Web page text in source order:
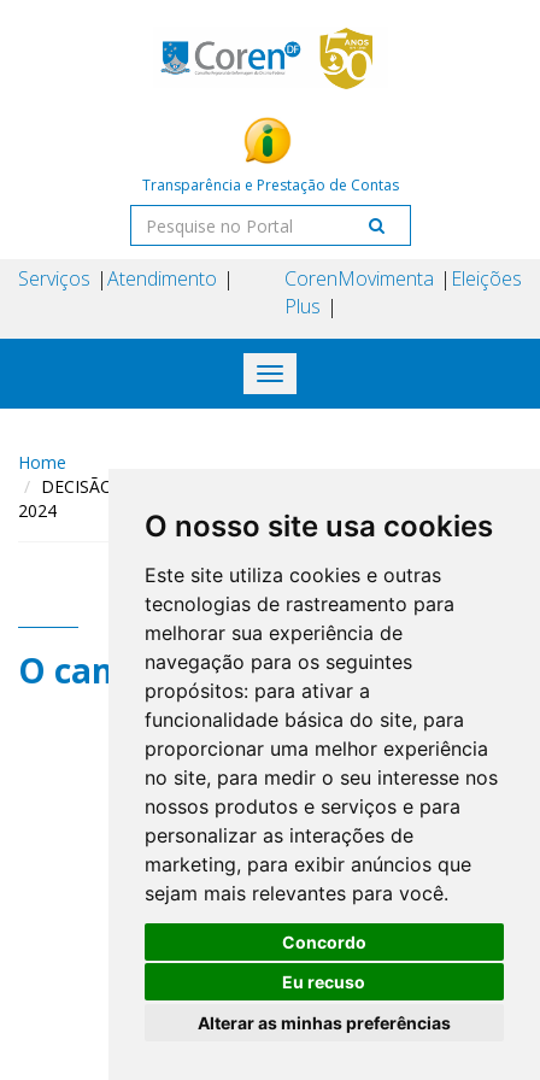
O nosso site usa cookies
Este site utiliza cookies e outras
tecnologias de rastreamento para
melhorar sua experiência de
navegação para os seguintes
propósitos: para ativar a
funcionalidade básica do site, para
proporcionar uma melhor experiência
no site, para medir o seu interesse nos
nossos produtos e serviços e para
personalizar as interações de
marketing, para exibir anúncios que
sejam mais relevantes para você.
Concordo
Eu recuso
Alterar as minhas preferências
Transparência e Prestação de Contas
Serviços Atendimento
Coren
Plus
Movimenta Eleições
Toggle
navigation
Home
DECISÃO COREN-DF N° 262 DE 09 DE DEZEMBRO DE
2024
O campo title não existe.